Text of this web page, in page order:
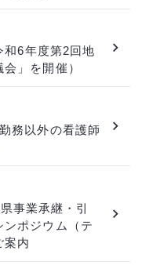
和6年度第2回地
」を開催）
務以外の看護師
事業承継・引
ポジウム（テ
案内